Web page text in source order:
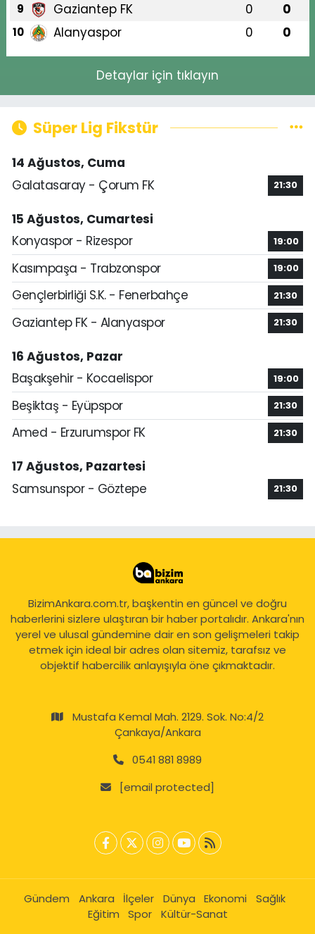
9 Gaziantep FK 0 0
10 Alanyaspor 0 0
Detaylar için tıklayın
Süper Lig Fikstür
14 Ağustos, Cuma
Galatasaray - Çorum FK
21:30
15 Ağustos, Cumartesi
Konyaspor - Rizespor
19:00
Kasımpaşa - Trabzonspor 19:00
Gençlerbirliği S.K. - Fenerbahçe 21:30
Gaziantep FK - Alanyaspor 21:30
16 Ağustos, Pazar
Başakşehir - Kocaelispor
19:00
Beşiktaş - Eyüpspor 21:30
Amed - Erzurumspor FK 21:30
17 Ağustos, Pazartesi
Samsunspor - Göztepe
21:30
BizimAnkara.com.tr, başkentin en güncel ve doğru
haberlerini sizlere ulaştıran bir haber portalıdır. Ankara'nın
yerel ve ulusal gündemine dair en son gelişmeleri takip
etmek için ideal bir adres olan sitemiz, tarafsız ve
objektif habercilik anlayışıyla öne çıkmaktadır.
Mustafa Kemal Mah. 2129. Sok. No:4/2
Çankaya/Ankara
0541 881 8989
[email protected]
Gündem Ankara İlçeler Dünya Ekonomi
Sağlık
Eğitim
Spor Kültür-Sanat